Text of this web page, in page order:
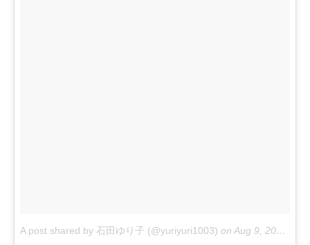
A post shared by 石田ゆり子 (@yuriyuri1003) on Aug 9, 2017 at 10:27pm PDT